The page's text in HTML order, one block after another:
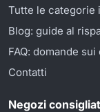
Tutte le categorie
Blog: guide al
FAQ: domande
Contatti
Negozi